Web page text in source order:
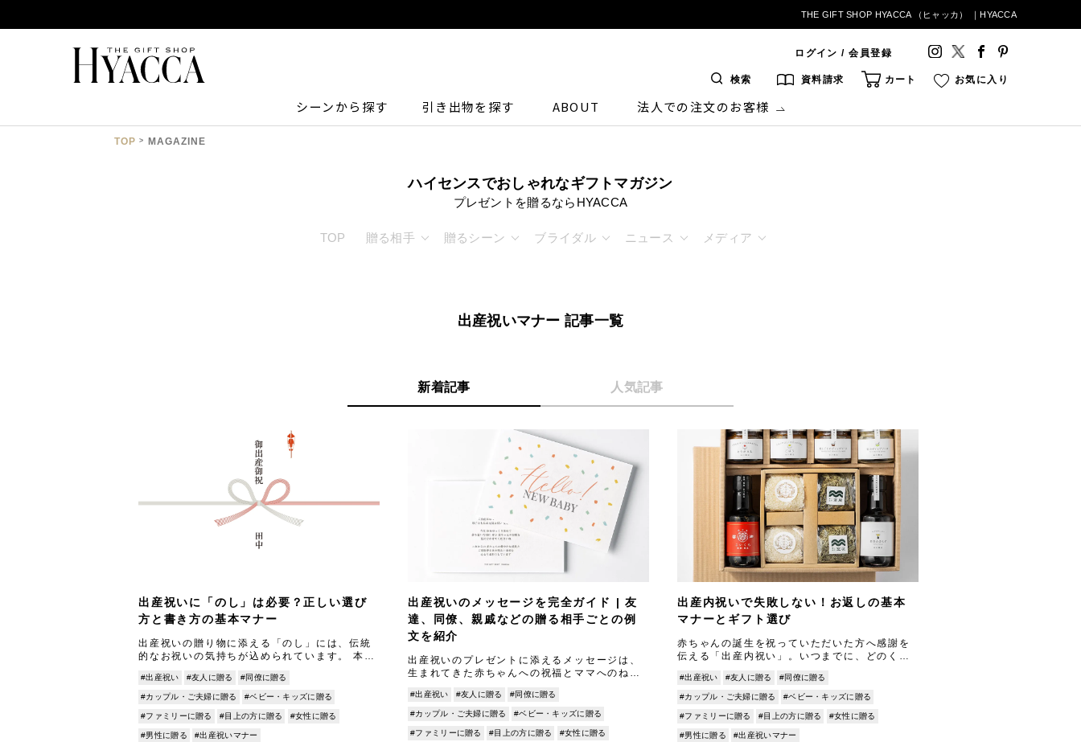
THE GIFT SHOP HYACCA （ヒャッカ） ｜HYACCA
ログイン / 会員登録
検索 資料請求 カート お気に入り
シーンから探す 引き出物を探す ABOUT 法人での注文のお客様
TOP MAGAZINE
ハイセンスでおしゃれなギフトマガジン
プレゼントを贈るならHYACCA
TOP 贈る相手 贈るシーン ブライダル ニュース メディア
出産祝いマナー 記事一覧
新着記事 人気記事
出産祝いに「のし」は必要？正しい選び
方と書き方の基本マナー
出産祝いの贈り物に添える「のし」には、伝統
的なお祝いの気持ちが込められています。 本記
の種類・色、内のし外のし等）や書き方（表書
きの文言や
#出産祝い #友人に贈る #同僚に贈る
#カップル・ご夫婦に贈る #ベビー・キッズに贈る
#ファミリーに贈る #目上の方に贈る #女性に贈る
#男性に贈る #出産祝いマナー
出産祝いのメッセージを完全ガイド | 友
達、同僚、親戚などの贈る相手ごとの例
文を紹介
出産祝いのプレゼントに添えるメッセージは、
生まれてきた赤ちゃんへの祝福とママへのねぎ
す。 とはいえ、いざ書こうとすると「どんな言
葉を贈ればい
#出産祝い #友人に贈る #同僚に贈る
#カップル・ご夫婦に贈る #ベビー・キッズに贈る
#ファミリーに贈る #目上の方に贈る #女性に贈る
出産内祝いで失敗しない！お返しの基本
マナーとギフト選び
赤ちゃんの誕生を祝っていただいた方へ感謝を
伝える「出産内祝い」。いつまでに、どのくら
ことも多いですよね。 基本マナーは、お祝い
#出産祝い #友人に贈る #同僚に贈る
#カップル・ご夫婦に贈る #ベビー・キッズに贈る
#ファミリーに贈る #目上の方に贈る #女性に贈る
#男性に贈る #出産祝いマナー